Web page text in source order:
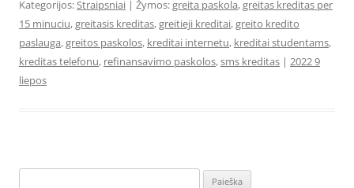
Kategorijos:Straipsniai | Žymos:greita paskola,greitas kreditas per
15 minuciu,greitasis kreditas,greitieji kreditai,greito kredito
paslauga,greitos paskolos, kreditai internetu, kreditai studentams,
kreditas telefonu, refinansavimo paskolos,sms kreditas | 2022 9
liepos